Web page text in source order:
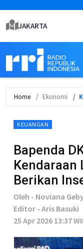
JAKARTA
Home Ekonomi
KEUANGAN
Bapenda
Kendaraan
Berikan
Oleh - Noviana
Editor - Aris Basuki
25 Apr 2026 13:37